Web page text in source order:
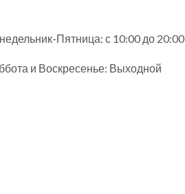
Пятница: с 10:00 до 20:00
и Воскресенье: Выходной